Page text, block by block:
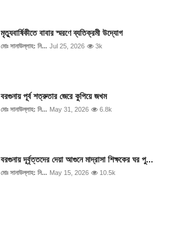
মৃত্যুবার্ষিকীতে বাবার স্মরণে ব্যতিক্রমী উদ্যোগ
মোঃ সানাউল্লাহ: নি... Jul 25, 2026 3k
বরগুনায় পূর্ব শত্রুতার জেরে কুপিয়ে জখম
মোঃ সানাউল্লাহ: নি... May 31, 2026 6.8k
বরগুনায় দূর্বৃত্তদের দেয়া আগুনে মাদ্রাসা শিক্ষকের ঘর পু...
মোঃ সানাউল্লাহ: নি... May 15, 2026 10.5k